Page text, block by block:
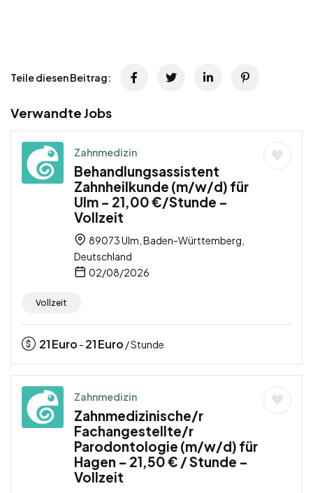
Teile diesen Beitrag:
Verwandte Jobs
Zahnmedizin
Behandlungsassistent
Zahnheilkunde (m/w/d) für
Ulm – 21,00 €/Stunde –
Vollzeit
89073 Ulm, Baden-Württemberg,
Deutschland
02/08/2026
Vollzeit
21Euro - 21Euro / Stunde
Zahnmedizin
Zahnmedizinische/r
Fachangestellte/r
Parodontologie (m/w/d) für
Hagen – 21,50 € / Stunde –
Vollzeit